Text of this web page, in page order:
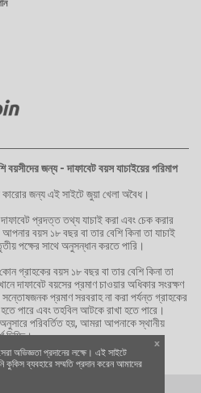
বয়সীদের জন্য - দাফাবেট বয়স যাচাইয়ের পরিমাপ
জন্য এই সাইটে জুয়া খেলা অবৈধ।
প্রদত্ত তথ্য যাচাই করা এবং চেক করার
বয়স ১৮ বছর বা তার বেশি কিনা তা যাচাই
পক্ষের সাথে অনুসন্ধান করতে পারি।
গ্রাহকের বয়স ১৮ বছর বা তার বেশি কিনা তা
দাফাবেট বয়সের প্রমাণ চাওয়ার অধিকার সংরক্ষণ
প্রমাণ সরবরাহ না করা পর্যন্ত গ্রাহকের
পারে এবং তহবিল আটকে রাখা হতে পারে।
পরিবর্তিত হয়, আমরা আপনাকে স্থানীয়
দিচ্ছি।
অভিজ্ঞতা প্রদানের লক্ষে। এই সাইটে
কুকিস ব্যবহারে সম্মতি প্রদান করেন আমাদের
x